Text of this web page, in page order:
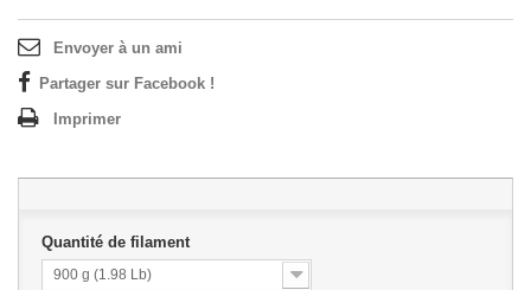
Envoyer à un ami
Partager sur Facebook !
Imprimer
Quantité de filament
900 g (1.98 Lb)